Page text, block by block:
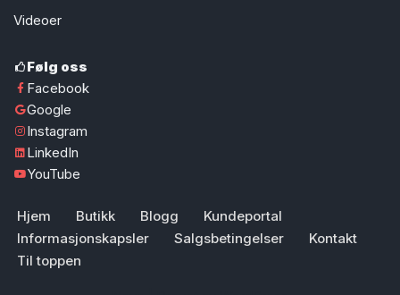
Videoer
Følg oss
Facebook
Google
Instagram
LinkedIn
YouTube
Hjem Butikk Blogg
Kundeportal
Informasjonskapsler
Salgsbetingelser
Kontakt
Til toppen